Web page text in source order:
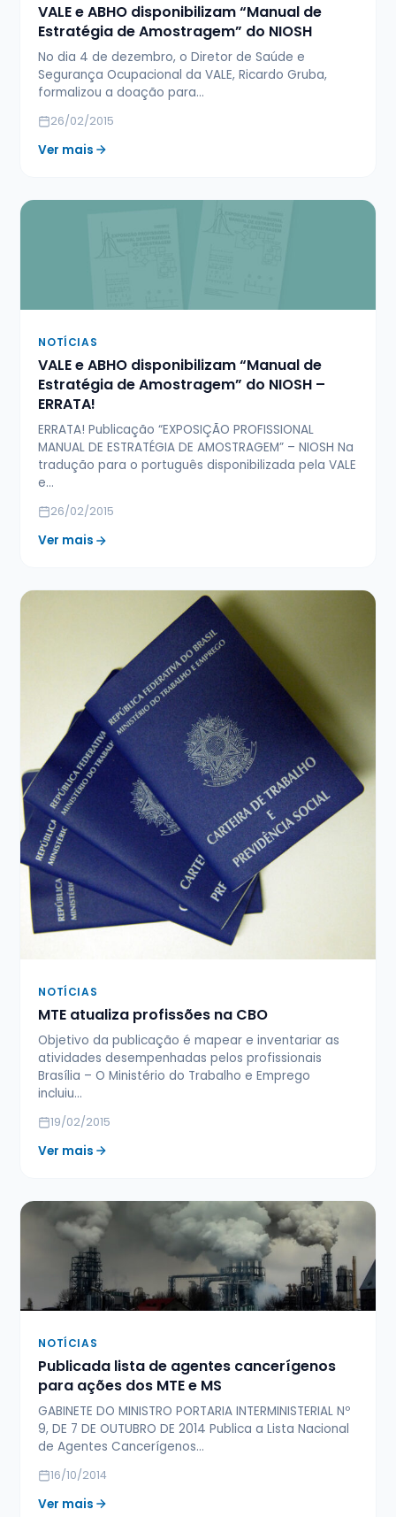
VALE e ABHO disponibilizam “Manual de
Estratégia de Amostragem” do NIOSH
No dia 4 de dezembro, o Diretor de Saúde e
Segurança Ocupacional da VALE, Ricardo Gruba,
formalizou a doação para…
26/02/2015
Ver mais
NOTÍCIAS
VALE e ABHO disponibilizam “Manual de
Estratégia de Amostragem” do NIOSH –
ERRATA!
ERRATA! Publicação “EXPOSIÇÃO PROFISSIONAL
MANUAL DE ESTRATÉGIA DE AMOSTRAGEM” – NIOSH Na
tradução para o português disponibilizada pela VALE
e…
26/02/2015
Ver mais
NOTÍCIAS
MTE atualiza profissões na CBO
Objetivo da publicação é mapear e inventariar as
atividades desempenhadas pelos profissionais
Brasília – O Ministério do Trabalho e Emprego
incluiu…
19/02/2015
Ver mais
NOTÍCIAS
Publicada lista de agentes cancerígenos
para ações dos MTE e MS
GABINETE DO MINISTRO PORTARIA INTERMINISTERIAL Nº
9, DE 7 DE OUTUBRO DE 2014 Publica a Lista Nacional
de Agentes Cancerígenos…
16/10/2014
Ver mais